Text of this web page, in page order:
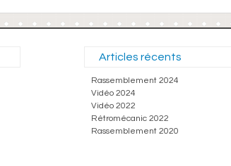
Articles récents
Rassemblement 2024
Vidéo 2024
Vidéo 2022
Rétromécanic 2022
Rassemblement 2020